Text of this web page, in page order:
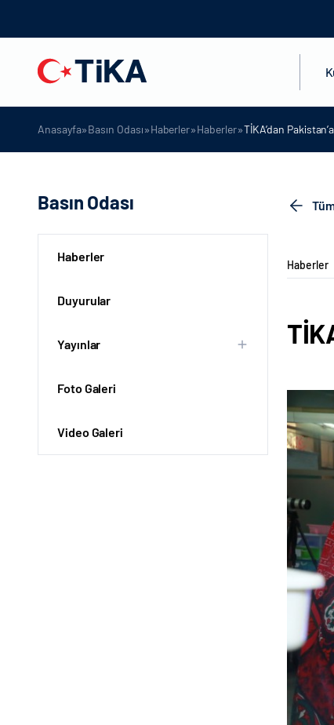
Anasayfa»Basın Odası»Haberler»Haberler»TİKA’dan
Basın Odası
Haberler
Duyurular
Yayınlar
Foto Galeri
Video Galeri
Haberler